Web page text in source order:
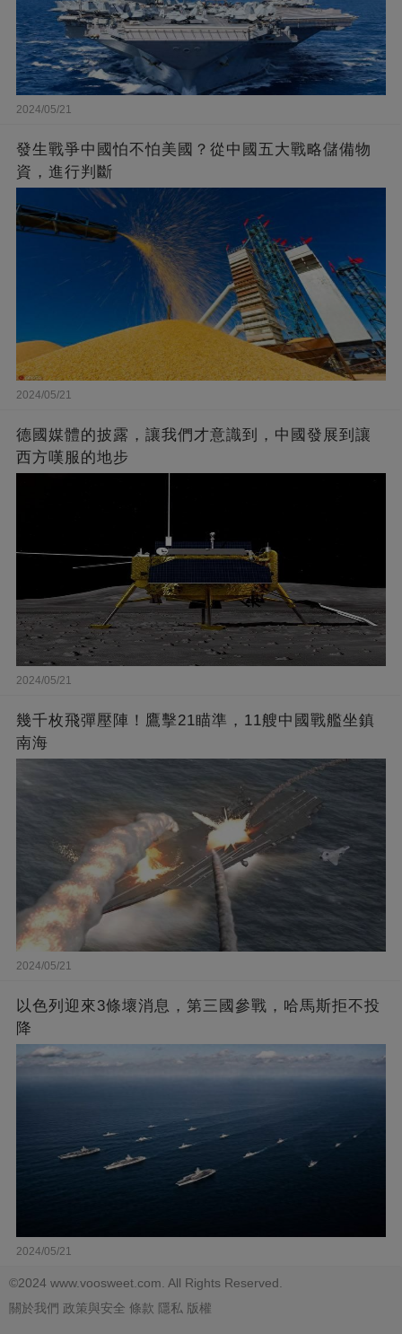
2024/05/21
發生戰爭中國怕不怕美國？從中國五大戰略儲備物
資，進行判斷
2024/05/21
德國媒體的披露，讓我們才意識到，中國發展到讓
西方嘆服的地步
2024/05/21
幾千枚飛彈壓陣！鷹擊21瞄準，11艘中國戰艦坐鎮
南海
2024/05/21
以色列迎來3條壞消息，第三國參戰，哈馬斯拒不投
降
2024/05/21
©2024 www.voosweet.com. All Rights Reserved.
關於我們 政策與安全 條款 隱私 版權